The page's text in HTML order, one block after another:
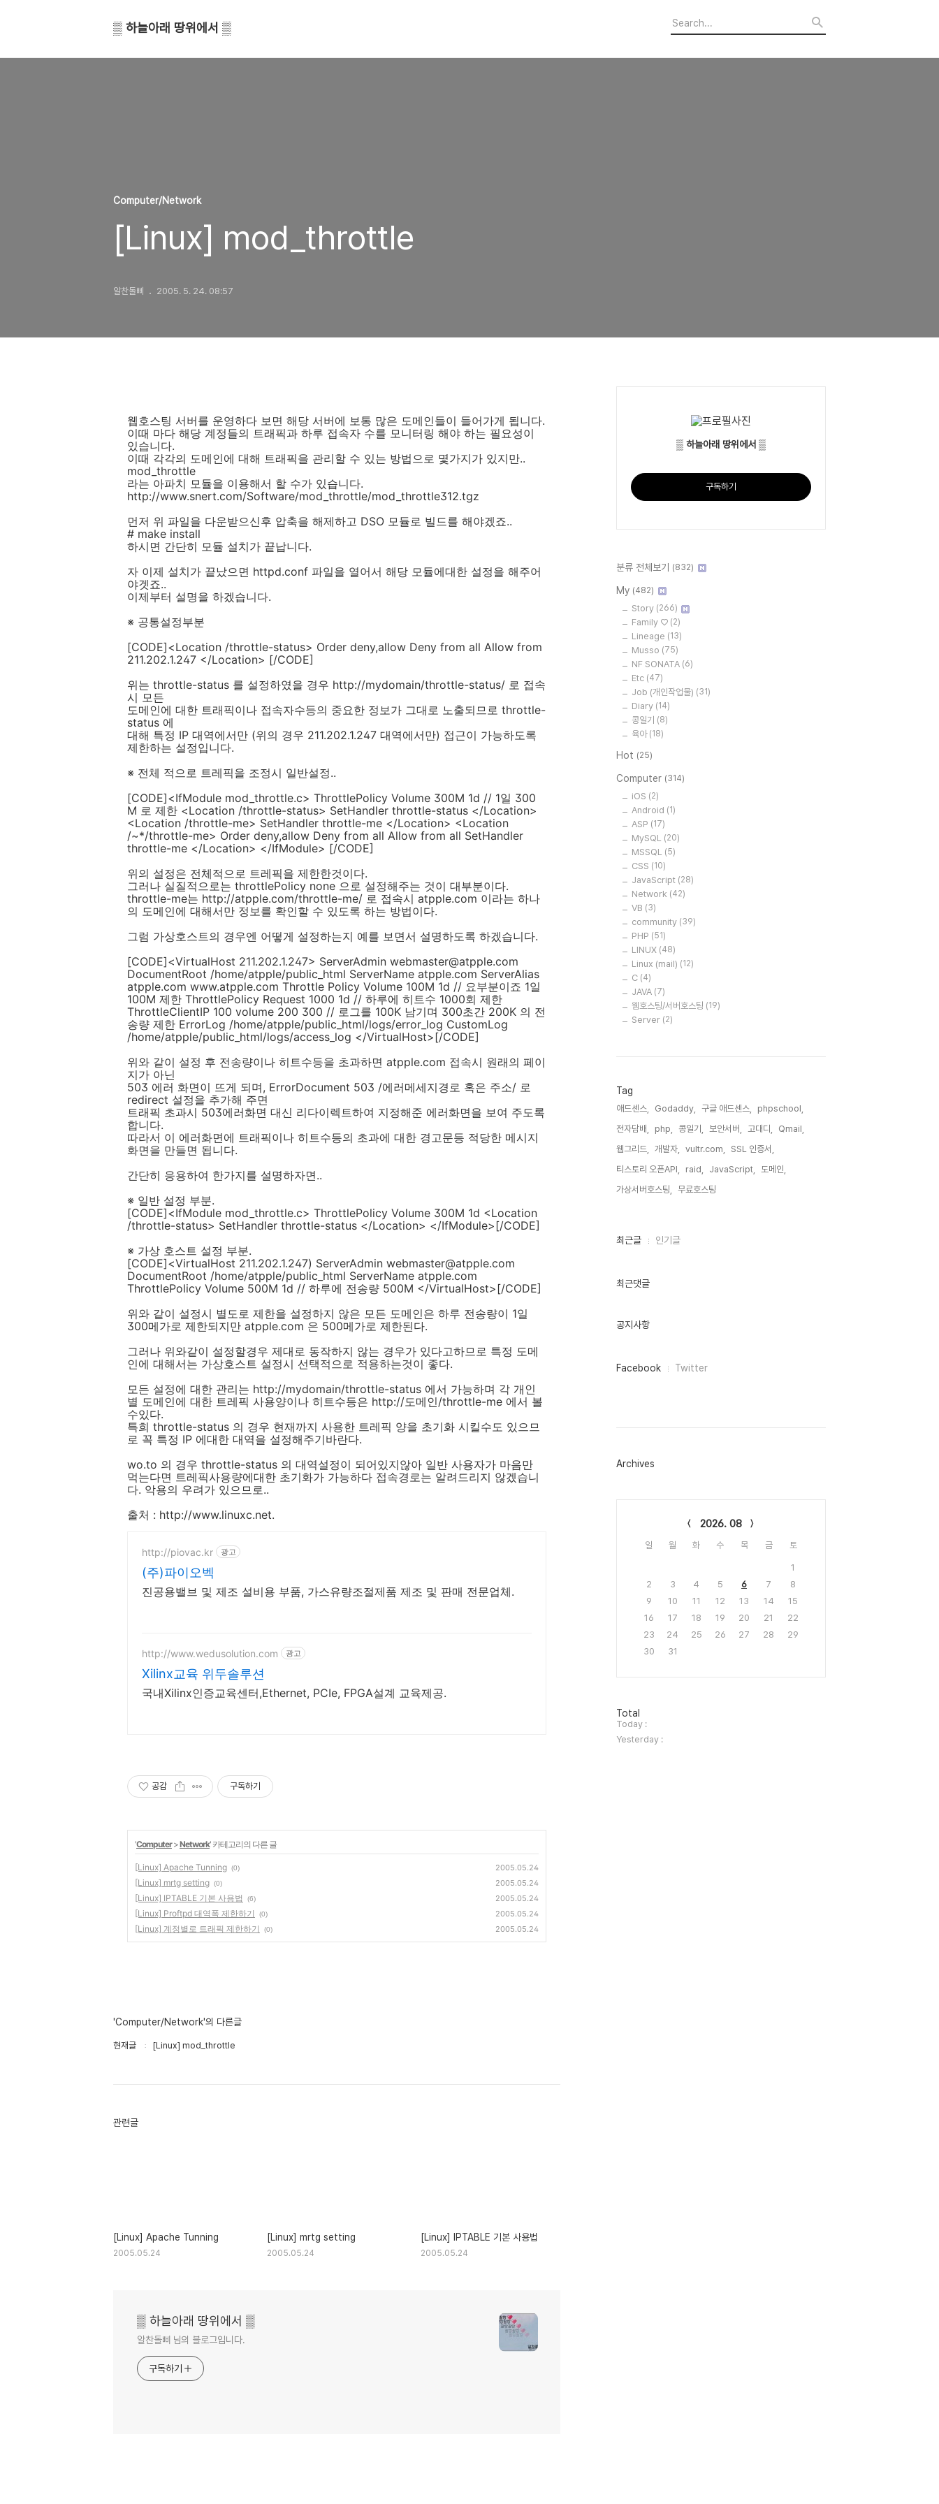
▒ 하늘아래 땅위에서 ▒
Computer/Network
[Linux] mod_throttle
알찬돌삐 2005. 5. 24. 08:57
웹호스팅 서버를 운영하다 보면 해당 서버에 보통 많은 도메인들이 들어가게 됩니다.
이때 마다 해당 계정들의 트래픽과 하루 접속자 수를 모니터링 해야 하는 필요성이
있습니다.
이때 각각의 도메인에 대해 트래픽을 관리할 수 있는 방법으로 몇가지가 있지만..
mod_throttle
라는 아파치 모듈을 이용해서 할 수가 있습니다.
http://www.snert.com/Software/mod_throttle/mod_throttle312.tgz
먼저 위 파일을 다운받으신후 압축을 해제하고 DSO 모듈로 빌드를 해야겠죠..
# make install
하시면 간단히 모듈 설치가 끝납니다.
자 이제 설치가 끝났으면 httpd.conf 파일을 열어서 해당 모듈에대한 설정을 해주어
야겟죠..
이제부터 설명을 하겠습니다.
※ 공통설정부분
[CODE]<Location /throttle-status> Order deny,allow Deny from all Allow from
211.202.1.247 </Location> [/CODE]
위는 throttle-status 를 설정하였을 경우 http://mydomain/throttle-status/ 로 접속
시 모든
도메인에 대한 트래픽이나 접속자수등의 중요한 정보가 그대로 노출되므로 throttle-
status 에
대해 특정 IP 대역에서만 (위의 경우 211.202.1.247 대역에서만) 접근이 가능하도록
제한하는 설정입니다.
※ 전체 적으로 트레픽을 조정시 일반설정..
[CODE]<IfModule mod_throttle.c> ThrottlePolicy Volume 300M 1d // 1일 300
M 로 제한 <Location /throttle-status> SetHandler throttle-status </Location>
<Location /throttle-me> SetHandler throttle-me </Location> <Location
/~*/throttle-me> Order deny,allow Deny from all Allow from all SetHandler
throttle-me </Location> </IfModule> [/CODE]
위의 설정은 전체적으로 트레픽을 제한한것이다.
그러나 실질적으로는 throttlePolicy none 으로 설정해주는 것이 대부분이다.
throttle-me는 http://atpple.com/throttle-me/ 로 접속시 atpple.com 이라는 하나
의 도메인에 대해서만 정보를 확인할 수 있도록 하는 방법이다.
그럼 가상호스트의 경우엔 어떻게 설정하는지 예를 보면서 설명하도록 하겠습니다.
[CODE]<VirtualHost 211.202.1.247> ServerAdmin webmaster@atpple.com
DocumentRoot /home/atpple/public_html ServerName atpple.com ServerAlias
atpple.com www.atpple.com Throttle Policy Volume 100M 1d // 요부분이죠 1일
100M 제한 ThrottlePolicy Request 1000 1d // 하루에 히트수 1000회 제한
ThrottleClientIP 100 volume 200 300 // 로그를 100K 남기며 300초간 200K 의 전
송량 제한 ErrorLog /home/atpple/public_html/logs/error_log CustomLog
/home/atpple/public_html/logs/access_log </VirtualHost>[/CODE]
위와 같이 설정 후 전송량이나 히트수등을 초과하면 atpple.com 접속시 원래의 페이
지가 아닌
503 에러 화면이 뜨게 되며, ErrorDocument 503 /에러메세지경로 혹은 주소/ 로
redirect 설정을 추가해 주면
트래픽 초과시 503에러화면 대신 리다이렉트하여 지정해준 에러화면을 보여 주도록
합니다.
따라서 이 에러화면에 트래픽이나 히트수등의 초과에 대한 경고문등 적당한 메시지
화면을 만들면 됩니다.
간단히 응용하여 한가지를 설명하자면..
※ 일반 설정 부분.
[CODE]<IfModule mod_throttle.c> ThrottlePolicy Volume 300M 1d <Location
/throttle-status> SetHandler throttle-status </Location> </IfModule>[/CODE]
※ 가상 호스트 설정 부분.
[CODE]<VirtualHost 211.202.1.247) ServerAdmin webmaster@atpple.com
DocumentRoot /home/atpple/public_html ServerName atpple.com
ThrottlePolicy Volume 500M 1d // 하루에 전송량 500M </VirtualHost>[/CODE]
위와 같이 설정시 별도로 제한을 설정하지 않은 모든 도메인은 하루 전송량이 1일
300메가로 제한되지만 atpple.com 은 500메가로 제한된다.
그러나 위와같이 설정할경우 제대로 동작하지 않는 경우가 있다고하므로 특정 도메
인에 대해서는 가상호스트 설정시 선택적으로 적용하는것이 좋다.
모든 설정에 대한 관리는 http://mydomain/throttle-status 에서 가능하며 각 개인
별 도메인에 대한 트레픽 사용양이나 히트수등은 http://도메인/throttle-me 에서 볼
수있다.
특희 throttle-status 의 경우 현재까지 사용한 트레픽 양을 초기화 시킬수도 있으므
로 꼭 특정 IP 에대한 대역을 설정해주기바란다.
wo.to 의 경우 throttle-status 의 대역설정이 되어있지않아 일반 사용자가 마음만
먹는다면 트레픽사용량에대한 초기화가 가능하다 접속경로는 알려드리지 않겠습니
다. 악용의 우려가 있으므로..
출처 : http://www.linuxc.net.
http://piovac.kr 광고
(주)파이오벡
진공용밸브 및 제조 설비용 부품, 가스유량조절제품 제조 및 판매 전문업체.
http://www.wedusolution.com 광고
Xilinx교육 위두솔루션
국내Xilinx인증교육센터,Ethernet, PCIe, FPGA설계 교육제공.
공감 구독하기
'Computer>Network' 카테고리의 다른 글
[Linux] Apache Tunning (0) 2005.05.24
[Linux] mrtg setting (0) 2005.05.24
[Linux] IPTABLE 기본 사용법 (6) 2005.05.24
[Linux] Proftpd 대역폭 제한하기 (0) 2005.05.24
[Linux] 계정별로 트래픽 제한하기 (0) 2005.05.24
'Computer/Network'의 다른글
현재글 [Linux] mod_throttle
관련글
[Linux] Apache Tunning
2005.05.24
[Linux] mrtg setting
2005.05.24
[Linux] IPTABLE 기본 사용법
2005.05.24
▒ 하늘아래 땅위에서 ▒
알찬돌삐 님의 블로그입니다.
구독하기
▒ 하늘아래 땅위에서 ▒
구독하기
분류 전체보기 (832)
My (482)
Story (266)
Family ♡ (2)
Lineage (13)
Musso (75)
NF SONATA (6)
Etc (47)
Job (개인작업물) (31)
Diary (14)
콩일기 (8)
육아 (18)
Hot (25)
Computer (314)
iOS (2)
Android (1)
ASP (17)
MySQL (20)
MSSQL (5)
CSS (10)
JavaScript (28)
Network (42)
VB (3)
community (39)
PHP (51)
LINUX (48)
Linux (mail) (12)
C (4)
JAVA (7)
웹호스팅/서버호스팅 (19)
Server (2)
Tag
애드센스, Godaddy, 구글 애드센스,
phpschool,
전자담배,
php, 콩일기, 보안서버, 고대디,
Qmail,
웹그리드,
개발자, vultr.com,
SSL 인증서,
티스토리 오픈API,
raid, JavaScript,
도메인,
가상서버호스팅,
무료호스팅,
최
인
최근글 인기글
최근댓글
공지사항
페
그
Facebook Twitter
Archives
2026. 08
일 월 화 수 목 금 토
1
2
3 4 5 6 7
8
9
10 11 12 13 14
15
16
17 18 19 20 21
22
23
24 25 26 27 28
29
30
31
방
문
자
수
Total
Today :
Yesterday :